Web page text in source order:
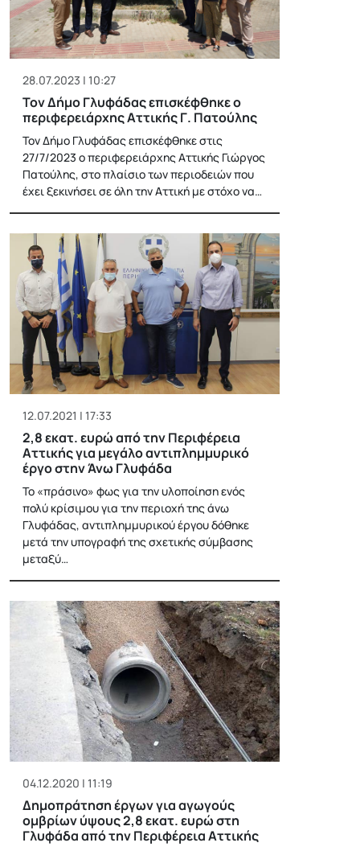
28.07.2023 | 10:27
Τον Δήμο Γλυφάδας επισκέφθηκε ο
περιφερειάρχης Αττικής Γ. Πατούλης
Τον Δήμο Γλυφάδας επισκέφθηκε στις
27/7/2023 ο περιφερειάρχης Αττικής Γιώργος
Πατούλης, στο πλαίσιο των περιοδειών που
έχει ξεκινήσει σε όλη την Αττική με στόχο να…
12.07.2021 | 17:33
2,8 εκατ. ευρώ από την Περιφέρεια
Αττικής για μεγάλο αντιπλημμυρικό
έργο στην Άνω Γλυφάδα
Το «πράσινο» φως για την υλοποίηση ενός
πολύ κρίσιμου για την περιοχή της άνω
Γλυφάδας, αντιπλημμυρικού έργου δόθηκε
μετά την υπογραφή της σχετικής σύμβασης
μεταξύ…
04.12.2020 | 11:19
Δημοπράτηση έργων για αγωγούς
ομβρίων ύψους 2,8 εκατ. ευρώ στη
Γλυφάδα από την Περιφέρεια Αττικής